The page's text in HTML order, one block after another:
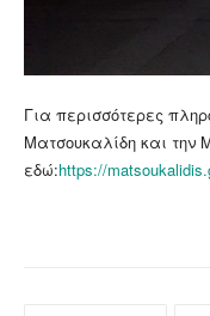
Για περισσότερες
Ματσουκαλίδη και την
εδώ:https://